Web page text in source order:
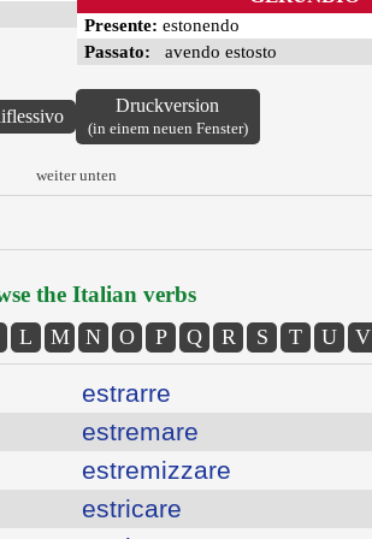
Presente: estonendo
Passato: avendo estosto
Druckversion
(in einem neuen Fenster)
weiter unten
the Italian verbs
L M N O P Q R S T U V
estrarre
estremare
estremizzare
estricare